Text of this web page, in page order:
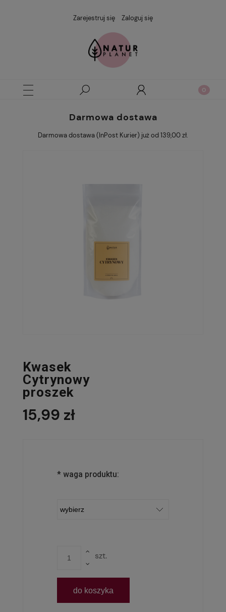
Zarejestruj się Zaloguj się
Darmowa dostawa
Darmowa dostawa (InPost Kurier) już od 139,00 zł.
Kwasek
Cytrynowy
proszek
15,99 zł
* waga produktu:
szt.
do koszyka